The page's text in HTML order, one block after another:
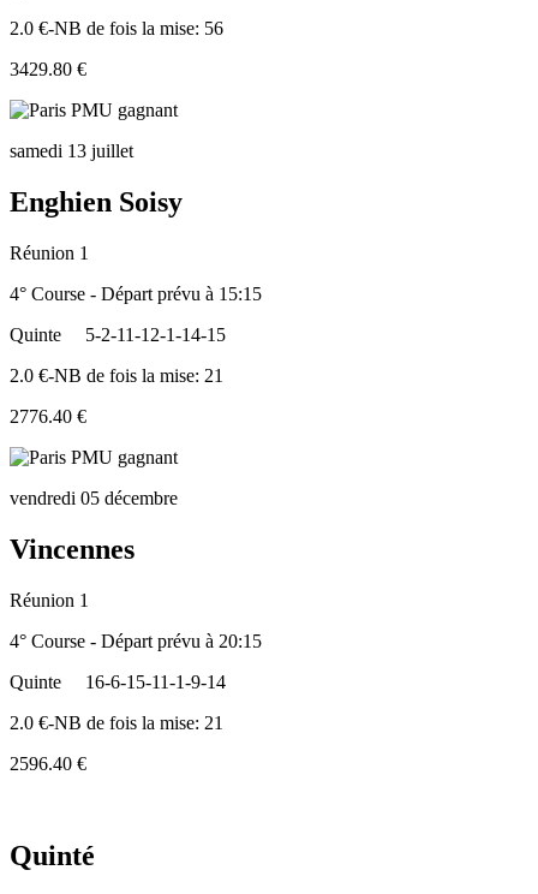
2.0 €-NB de fois la mise: 56
3429.80 €
samedi 13 juillet
Enghien Soisy
Réunion 1
4° Course - Départ prévu à 15:15
Quinte
5-2-11-12-1-14-15
2.0 €-NB de fois la mise: 21
2776.40 €
vendredi 05 décembre
Vincennes
Réunion 1
4° Course - Départ prévu à 20:15
Quinte
16-6-15-11-1-9-14
2.0 €-NB de fois la mise: 21
2596.40 €
Quinté